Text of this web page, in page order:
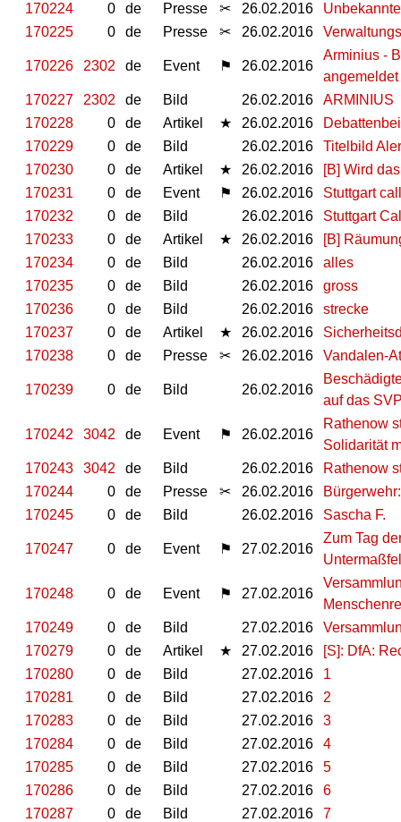
170224
0 de Presse ✂ 26.02.2016
170225
0 de Presse ✂ 26.02.2016
170226 2302 de Event ⚑ 26.02.2016
Arminius -
170227
2302 de Bild 26.02.2016
ARMINIUS
170228
0 de Artikel ★ 26.02.2016
170229
0 de Bild 26.02.2016
Titelbild
170230
0 de Artikel ★ 26.02.2016
[B] Wird
170231
0 de Event ⚑ 26.02.2016
Stuttgart
170232
0 de Bild 26.02.2016
Stuttgart
170233
0 de Artikel ★ 26.02.2016
[B]
170234
0 de Bild 26.02.2016
alles
170235
0 de Bild 26.02.2016
gross
170236
0 de Bild 26.02.2016
strecke
170237
0 de Artikel ★ 26.02.2016
170238
0 de Presse ✂ 26.02.2016 Vandalen-
170239 0 de Bild 26.02.2016
auf das
170242 3042 de Event ⚑ 26.02.2016
Rathenow
Solidarität
170243
3042 de Bild 26.02.2016
Rathenow
170244
0 de Presse ✂ 26.02.2016
170245
0 de Bild 26.02.2016 Sascha F.
170247 0 de Event ⚑ 27.02.2016
Zum Tag
170248 0 de Event ⚑ 27.02.2016
170249
0 de Bild 27.02.2016
170279
0 de Artikel ★ 27.02.2016
[S]: DfA:
170280
0 de Bild 27.02.2016
1
170281
0 de Bild 27.02.2016
2
170283
0 de Bild 27.02.2016
3
170284
0 de Bild 27.02.2016
4
170285
0 de Bild 27.02.2016
5
170286
0 de Bild 27.02.2016
6
170287
0 de Bild 27.02.2016
7